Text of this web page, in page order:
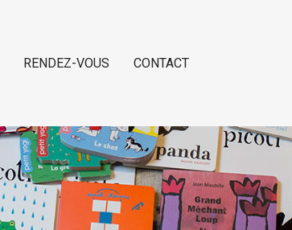
RENDEZ-VOUS CONTACT